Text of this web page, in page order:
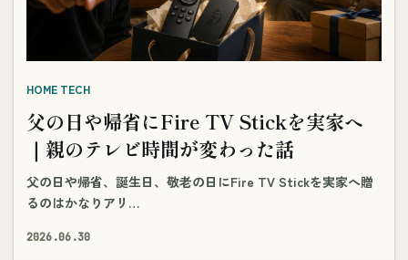
HOME TECH
父の日や帰省にFire TV Stickを実家へ
｜親のテレビ時間が変わった話
父の日や帰省、誕生日、敬老の日にFire TV Stickを実家へ贈
るのはかなりアリ…
2026.06.30